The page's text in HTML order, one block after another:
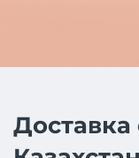
Доставка